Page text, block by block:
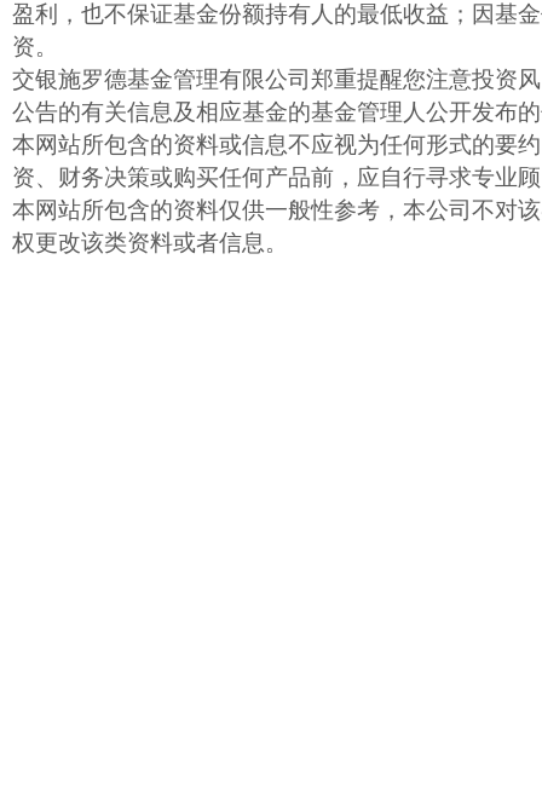
盈利，也不保证基金份额持有人的最低收益；因基
资。
交银施罗德基金管理有限公司郑重提醒您注意投资
公告的有关信息及相应基金的基金管理人公开发布
本网站所包含的资料或信息不应视为任何形式的要
资、财务决策或购买任何产品前，应自行寻求专业
本网站所包含的资料仅供一般性参考，本公司不对
权更改该类资料或者信息。